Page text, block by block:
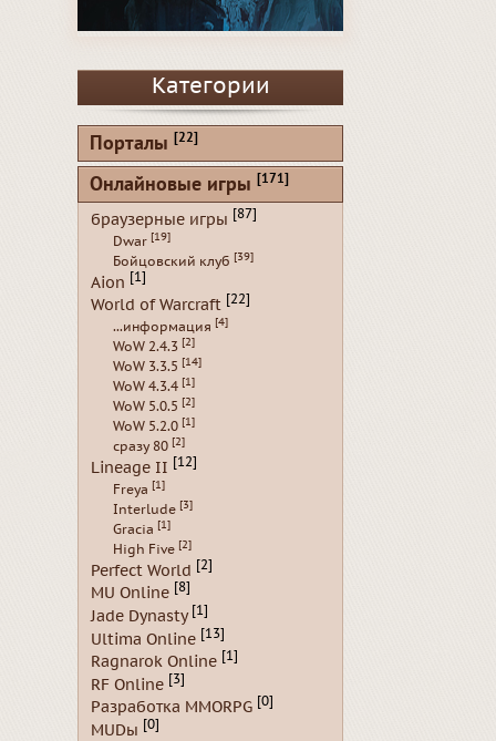
Категории
Порталы [22]
Онлайновые игры [171]
браузерные игры [87]
Dwar [19]
Бойцовский клуб [39]
Aion [1]
World of Warcraft [22]
...информация [4]
WoW 2.4.3 [2]
WoW 3.3.5 [14]
WoW 4.3.4 [1]
WoW 5.0.5 [2]
WoW 5.2.0 [1]
сразу 80 [2]
Lineage II [12]
Freya [1]
Interlude [3]
Gracia [1]
High Five [2]
Perfect World [2]
MU Online [8]
Jade Dynasty [1]
Ultima Online [13]
Ragnarok Online [1]
RF Online [3]
Разработка MMORPG [0]
MUDы [0]